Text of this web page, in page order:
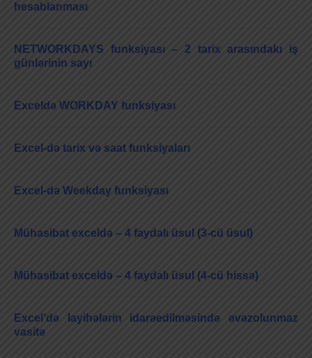
hesablanması
NETWORKDAYS funksiyası – 2 tarix arasındakı iş
günlərinin sayı
Exceldə WORKDAY funksiyası
Excel-də tarix və saat funksiyaları
Excel-də Weekday funksiyası
Mühasibat exceldə – 4 faydalı üsul (3-cü üsul)
Mühasibat exceldə – 4 faydalı üsul (4-cü hissə)
Excel’də layihələrin idarəedilməsində əvəzolunmaz
vasitə